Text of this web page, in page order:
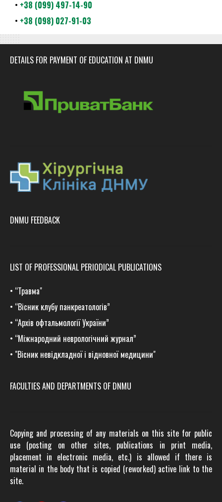
• +38 (099) 497-14-90
• +38 (098) 027-91-03
DETAILS FOR PAYMENT OF EDUCATION AT DNMU
DNMU FEEDBACK
LIST OF PROFESSIONAL PERIODICAL PUBLICATIONS
• “Травма"
• “Вісник клубу панкреатологів”
• “Архів офтальмології України”
• “Міжнародний неврологічний журнал”
• "Вісник невідкладної і відновної медицини"
FACULTIES AND DEPARTMENTS OF DNMU
Copying and processing of any materials on this site for public
use (posting on other sites, publications in print media,
placement in electronic media, etc.) is allowed if there is
material in the body that is copied (reworked) active link to the
site.